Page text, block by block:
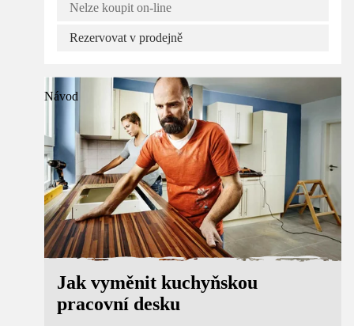
Nelze koupit on-line
Rezervovat v prodejně
Návod
Jak vyměnit kuchyňskou
pracovní desku